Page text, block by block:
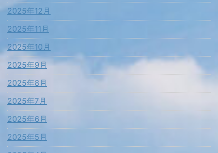
2025年12月
2025年11月
2025年10月
2025年9月
2025年8月
2025年7月
2025年6月
2025年5月